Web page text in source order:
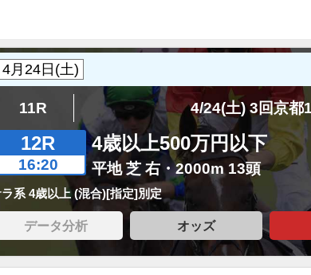
11R 4/24(土) 3回京都
12R
16:20
4歳以上500万円以下
平地 芝 右・2000m 13頭
系 4歳以上 (混合)[指定]別定
データ分析 オッズ